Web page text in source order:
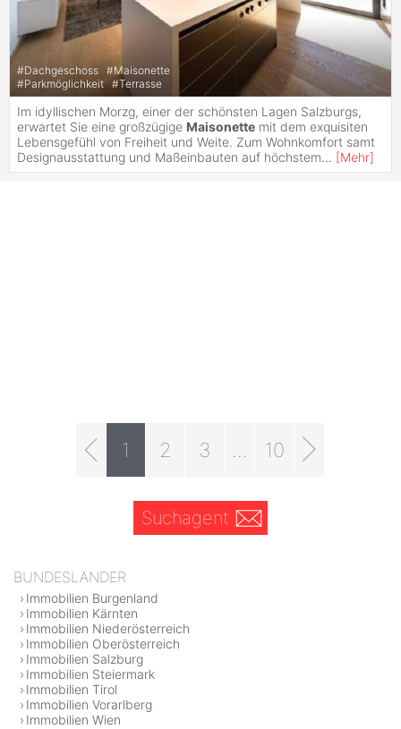
#Dachgeschoss #Maisonette
#Parkmöglichkeit #Terrasse
Im idyllischen Morzg, einer der schönsten Lagen Salzburgs,
erwartet Sie eine großzügige Maisonette mit dem exquisiten
Lebensgefühl von Freiheit und Weite. Zum Wohnkomfort samt
Designausstattung und Maßeinbauten auf höchstem... [Mehr]
1 2 3 10
Suchagent
BUNDESLÄNDER
Immobilien Burgenland
Immobilien Kärnten
Immobilien Niederösterreich
Immobilien Oberösterreich
Immobilien Salzburg
Immobilien Steiermark
Immobilien Tirol
Immobilien Vorarlberg
Immobilien Wien